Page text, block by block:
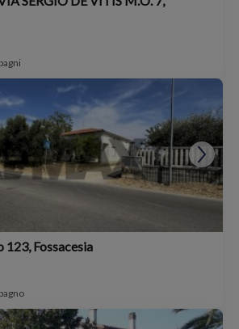
Villa Via Lanciano 123, Fossacesia